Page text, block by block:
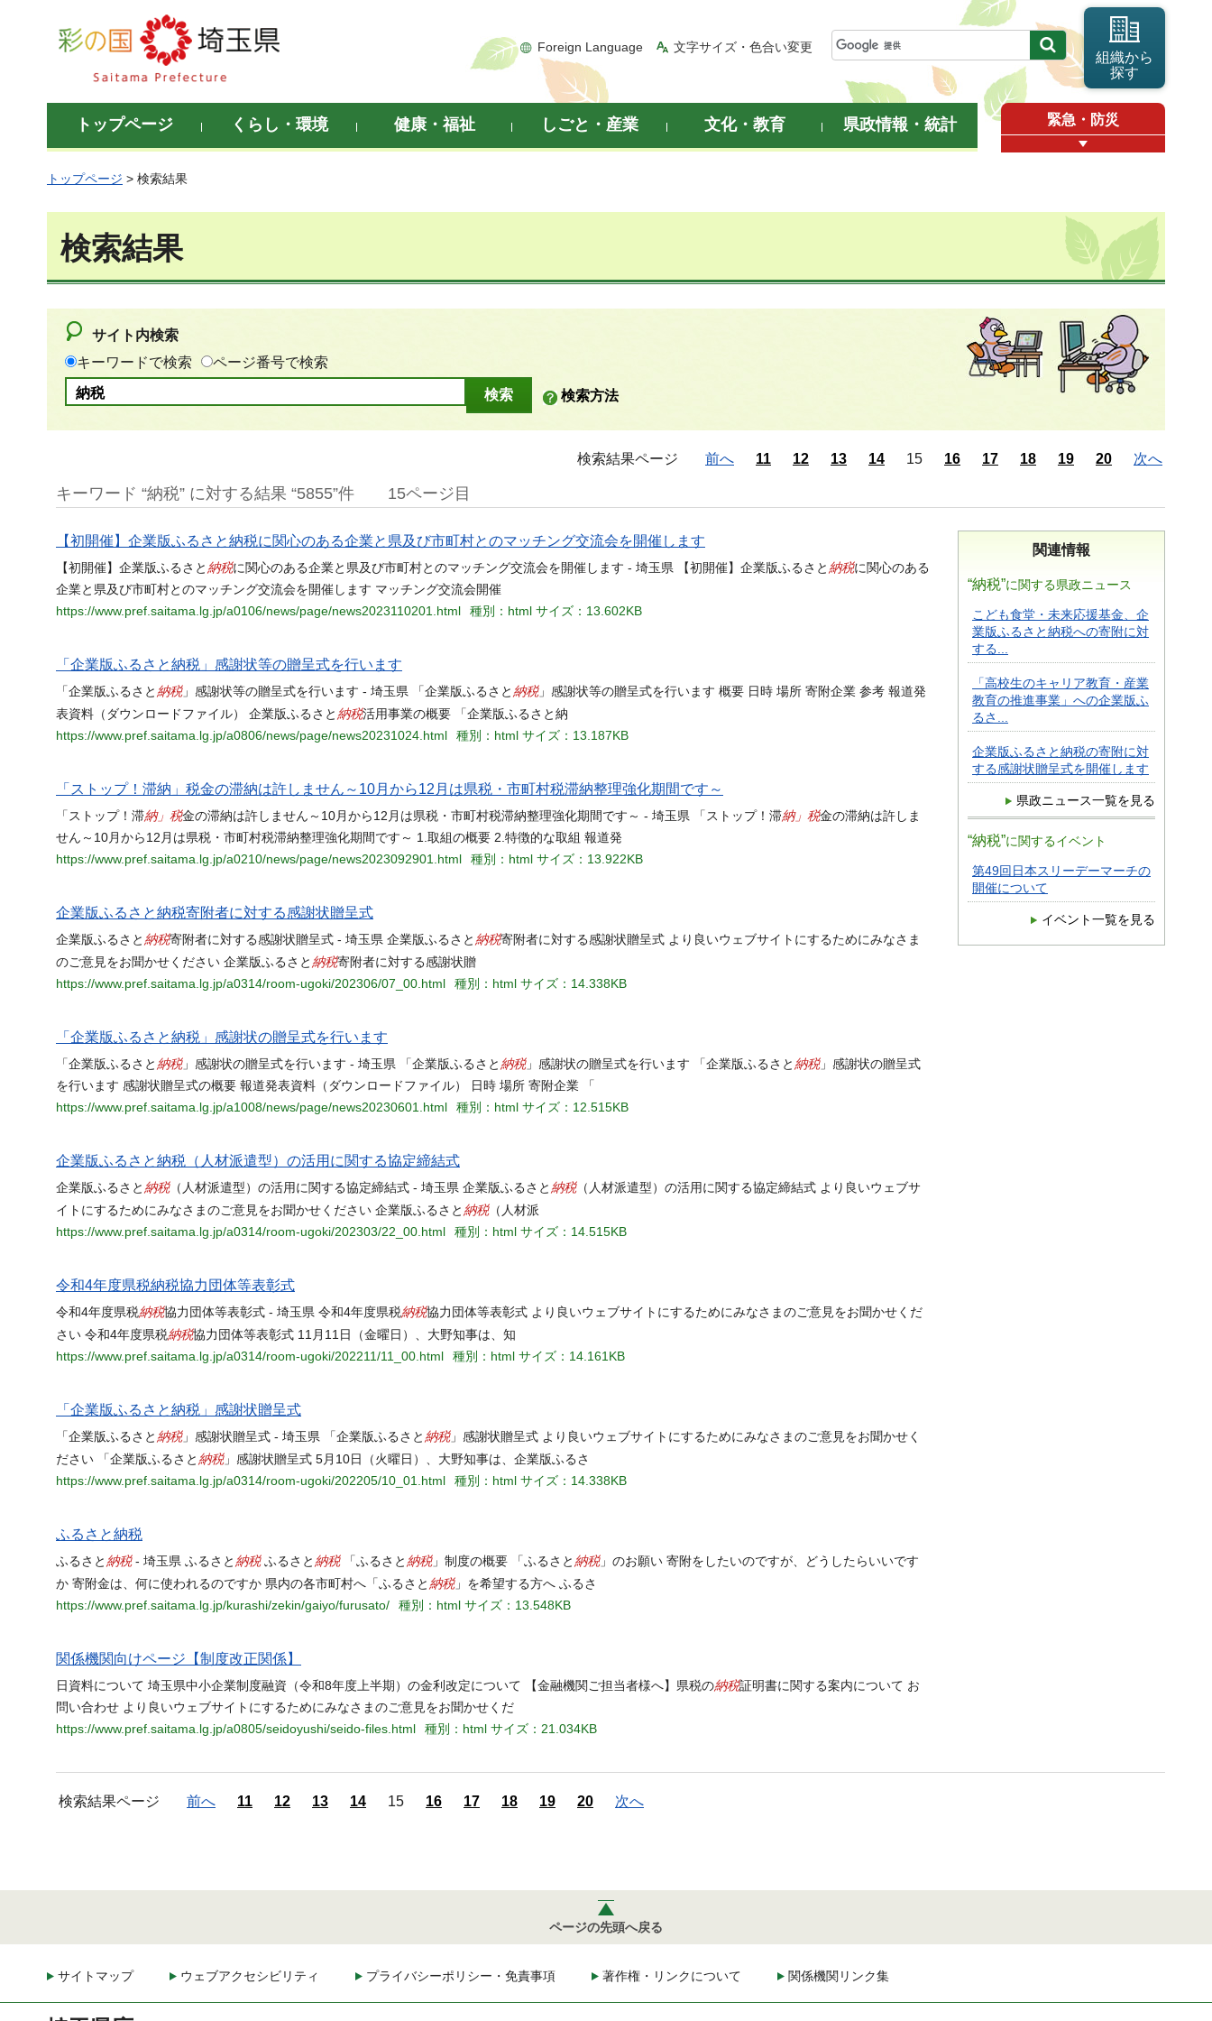
彩の国 埼玉県
Foreign Language 文字サイズ・色合い変更
組織から
探す
トップページ くらし・環境 健康・福祉 しごと・産業 文化・教育 県政情報・統計 緊急・防災
トップページ > 検索結果
検索結果
サイト内検索
キーワードで検索
ページ番号で検索
検索方法
検索結果ページ 前へ 11 12 13 14 15 16 17 18 19 20 次へ
キーワード “納税” に対する結果 “5855”件 15ページ目
関連情報
“納税”に関する県政ニュース
こども食堂・未来応援基金、企
業版ふるさと納税への寄附に対
する...
「高校生のキャリア教育・産業
教育の推進事業」への企業版ふ
るさ...
企業版ふるさと納税の寄附に対
する感謝状贈呈式を開催します
県政ニュース一覧を見る
“納税”に関するイベント
第49回日本スリーデーマーチの
開催について
イベント一覧を見る
【初開催】企業版ふるさと納税に関心のある企業と県及び市町村とのマッチング交流会を開催します
【初開催】企業版ふるさと 納税に関心のある企業と県及び市町村とのマッチング交流会を開催します - 埼玉県 【初開催】企業版ふるさと 納税に関心のある
企業と県及び市町村とのマッチング交流会を開催します マッチング交流会開催
https://www.pref.saitama.lg.jp/a0106/news/page/news2023110201.html
種別：html サイズ：13.602KB
「企業版ふるさと納税」感謝状等の贈呈式を行います
「企業版ふるさと 納税」感謝状等の贈呈式を行います - 埼玉県 「企業版ふるさと 納税」感謝状等の贈呈式を行います 概要 日時 場所 寄附企業 参考 報道発
表資料（ダウンロードファイル） 企業版ふるさと 納税活用事業の概要 「企業版ふるさと納
https://www.pref.saitama.lg.jp/a0806/news/page/news20231024.html
種別：html サイズ：13.187KB
「ストップ！滞納」税金の滞納は許しません～10月から12月は県税・市町村税滞納整理強化期間です～
「ストップ！滞納」税金の滞納は許しません～10月から12月は県税・市町村税滞納整理強化期間です～ - 埼玉県 「ストップ！滞納」税金の滞納は許しま
せん～10月から12月は県税・市町村税滞納整理強化期間です～ 1.取組の概要 2.特徴的な取組 報道発
https://www.pref.saitama.lg.jp/a0210/news/page/news2023092901.html
種別：html サイズ：13.922KB
企業版ふるさと納税寄附者に対する感謝状贈呈式
企業版ふるさと 納税寄附者に対する感謝状贈呈式 - 埼玉県 企業版ふるさと 納税寄附者に対する感謝状贈呈式 より良いウェブサイトにするためにみなさま
のご意見をお聞かせください 企業版ふるさと 納税寄附者に対する感謝状贈
https://www.pref.saitama.lg.jp/a0314/room-ugoki/202306/07_00.html
種別：html サイズ：14.338KB
「企業版ふるさと納税」感謝状の贈呈式を行います
「企業版ふるさと 納税」感謝状の贈呈式を行います - 埼玉県 「企業版ふるさと 納税」感謝状の贈呈式を行います 「企業版ふるさと 納税」感謝状の贈呈式
を行います 感謝状贈呈式の概要 報道発表資料（ダウンロードファイル） 日時 場所 寄附企業 「
https://www.pref.saitama.lg.jp/a1008/news/page/news20230601.html
種別：html サイズ：12.515KB
企業版ふるさと納税（人材派遣型）の活用に関する協定締結式
企業版ふるさと 納税（人材派遣型）の活用に関する協定締結式 - 埼玉県 企業版ふるさと 納税（人材派遣型）の活用に関する協定締結式 より良いウェブサ
イトにするためにみなさまのご意見をお聞かせください 企業版ふるさと 納税（人材派
https://www.pref.saitama.lg.jp/a0314/room-ugoki/202303/22_00.html
種別：html サイズ：14.515KB
令和4年度県税納税協力団体等表彰式
令和4年度県税納税協力団体等表彰式 - 埼玉県 令和4年度県税納税協力団体等表彰式 より良いウェブサイトにするためにみなさまのご意見をお聞かせくだ
さい 令和4年度県税納税協力団体等表彰式 11月11日（金曜日）、大野知事は、知
https://www.pref.saitama.lg.jp/a0314/room-ugoki/202211/11_00.html
種別：html サイズ：14.161KB
「企業版ふるさと納税」感謝状贈呈式
「企業版ふるさと 納税」感謝状贈呈式 - 埼玉県 「企業版ふるさと 納税」感謝状贈呈式 より良いウェブサイトにするためにみなさまのご意見をお聞かせく
ださい 「企業版ふるさと 納税」感謝状贈呈式 5月10日（火曜日）、大野知事は、企業版ふるさ
https://www.pref.saitama.lg.jp/a0314/room-ugoki/202205/10_01.html
種別：html サイズ：14.338KB
ふるさと納税
ふるさと 納税- 埼玉県 ふるさと 納税ふるさと 納税「ふるさと 納税」制度の概要 「ふるさと 納税」のお願い 寄附をしたいのですが、どうしたらいいです
か 寄附金は、何に使われるのですか 県内の各市町村へ「ふるさと 納税」を希望する方へ ふるさ
https://www.pref.saitama.lg.jp/kurashi/zekin/gaiyo/furusato/
種別：html サイズ：13.548KB
関係機関向けページ【制度改正関係】
日資料について 埼玉県中小企業制度融資（令和8年度上半期）の金利改定について 【金融機関ご担当者様へ】県税の納税証明書に関する案内について お
問い合わせ より良いウェブサイトにするためにみなさまのご意見をお聞かせくだ
https://www.pref.saitama.lg.jp/a0805/seidoyushi/seido-files.html
種別：html サイズ：21.034KB
検索結果ページ 前へ 11 12 13 14 15 16 17 18 19 20 次へ
ページの先頭へ戻る
サイトマップ ウェブアクセシビリティ プライバシーポリシー・免責事項 著作権・リンクについて 関係機関リンク集